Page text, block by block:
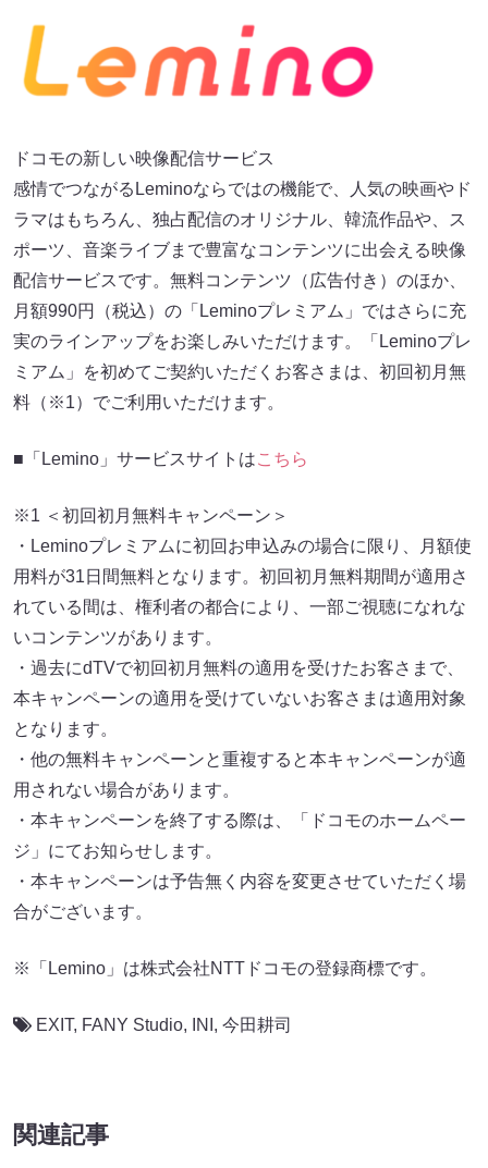
ドコモの新しい映像配信サービス
感情でつながるLeminoならではの機能で、人気の映画やド
ラマはもちろん、独占配信のオリジナル、韓流作品や、ス
ポーツ、音楽ライブまで豊富なコンテンツに出会える映像
配信サービスです。無料コンテンツ（広告付き）のほか、
月額990円（税込）の「Leminoプレミアム」ではさらに充
実のラインアップをお楽しみいただけます。「Leminoプレ
ミアム」を初めてご契約いただくお客さまは、初回初月無
料（※1）でご利用いただけます。
■「Lemino」サービスサイトはこちら
※1 ＜初回初月無料キャンペーン＞
・Leminoプレミアムに初回お申込みの場合に限り、月額使
用料が31日間無料となります。初回初月無料期間が適用さ
れている間は、権利者の都合により、一部ご視聴になれな
いコンテンツがあります。
・過去にdTVで初回初月無料の適用を受けたお客さまで、
本キャンペーンの適用を受けていないお客さまは適用対象
となります。
・他の無料キャンペーンと重複すると本キャンペーンが適
用されない場合があります。
・本キャンペーンを終了する際は、「ドコモのホームペー
ジ」にてお知らせします。
・本キャンペーンは予告無く内容を変更させていただく場
合がございます。
※「Lemino」は株式会社NTTドコモの登録商標です。
EXIT, FANY Studio, INI , 今田耕司
関連記事